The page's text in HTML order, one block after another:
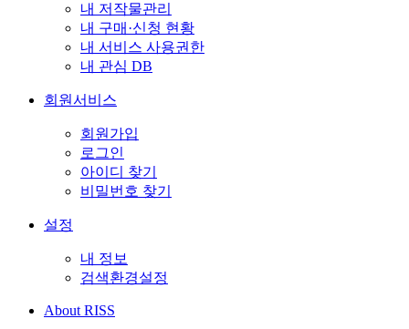
내 저작물관리
내 구매·신청 현황
내 서비스 사용권한
내 관심 DB
회원서비스
회원가입
로그인
아이디 찾기
비밀번호 찾기
설정
내 정보
검색환경설정
About RISS